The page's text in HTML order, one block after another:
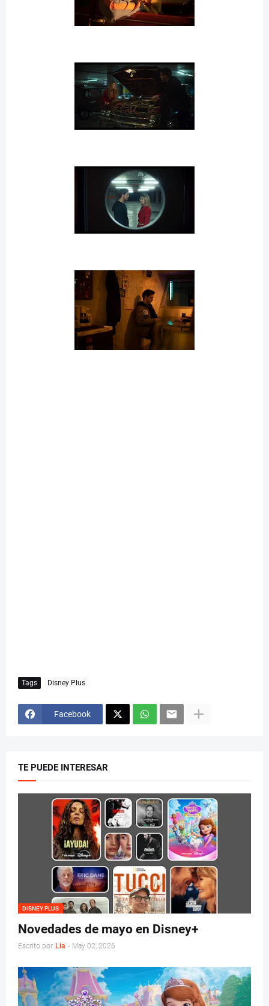
Tags Disney Plus
Facebook
TE PUEDE INTERESAR
DISNEY PLUS
Novedades de mayo en Disney+
Escrito por Lia - May 02, 2026